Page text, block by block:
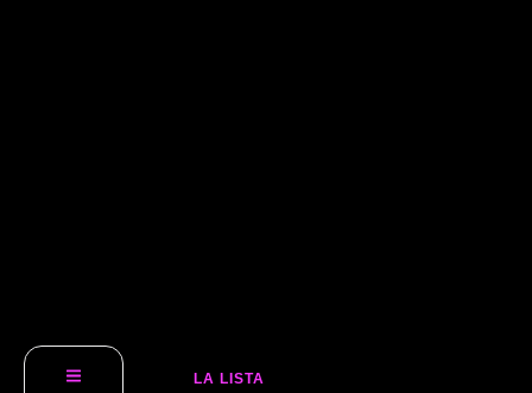
LA LISTA